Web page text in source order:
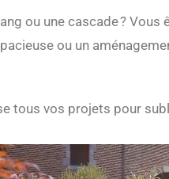
ou une cascade ? Vous
ou un
tous vos projets pour